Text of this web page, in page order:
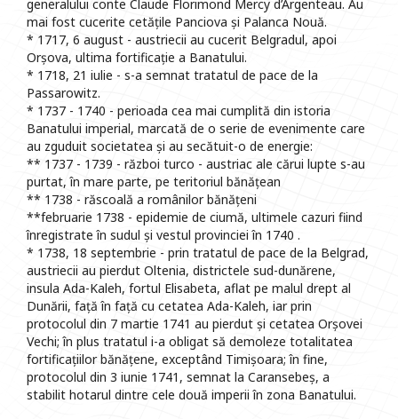
generalului conte Claude Florimond Mercy d’Argenteau. Au
mai fost cucerite cetățile Panciova și Palanca Nouă.
* 1717, 6 august - austriecii au cucerit Belgradul, apoi
Orșova, ultima fortificație a Banatului.
* 1718, 21 iulie - s-a semnat tratatul de pace de la
Passarowitz.
* 1737 - 1740 - perioada cea mai cumplită din istoria
Banatului imperial, marcată de o serie de evenimente care
au zguduit societatea și au secătuit-o de energie:
** 1737 - 1739 - război turco - austriac ale cărui lupte s-au
purtat, în mare parte, pe teritoriul bănățean
** 1738 - răscoală a românilor bănățeni
**februarie 1738 - epidemie de ciumă, ultimele cazuri fiind
înregistrate în sudul și vestul provinciei în 1740 .
* 1738, 18 septembrie - prin tratatul de pace de la Belgrad,
austriecii au pierdut Oltenia, districtele sud-dunărene,
insula Ada-Kaleh, fortul Elisabeta, aflat pe malul drept al
Dunării, față în față cu cetatea Ada-Kaleh, iar prin
protocolul din 7 martie 1741 au pierdut și cetatea Orșovei
Vechi; în plus tratatul i-a obligat să demoleze totalitatea
fortificațiilor bănățene, exceptând Timișoara; în fine,
protocolul din 3 iunie 1741, semnat la Caransebeș, a
stabilit hotarul dintre cele două imperii în zona Banatului.